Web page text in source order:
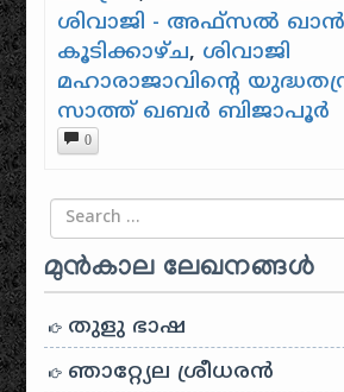
ശിവാജി - അഫ്സൽ ഖാൻ
കൂടിക്കാഴ്ച, ശിവാജി
മഹാരാജാവിന്റെ
സാത്ത് ഖബർ ബിജാപൂർ
0
Search for
മുൻകാല ലേഖനങ്ങൾ
തുളു ഭാഷ
ഞാറ്റ്യേല ശ്രീധരൻ